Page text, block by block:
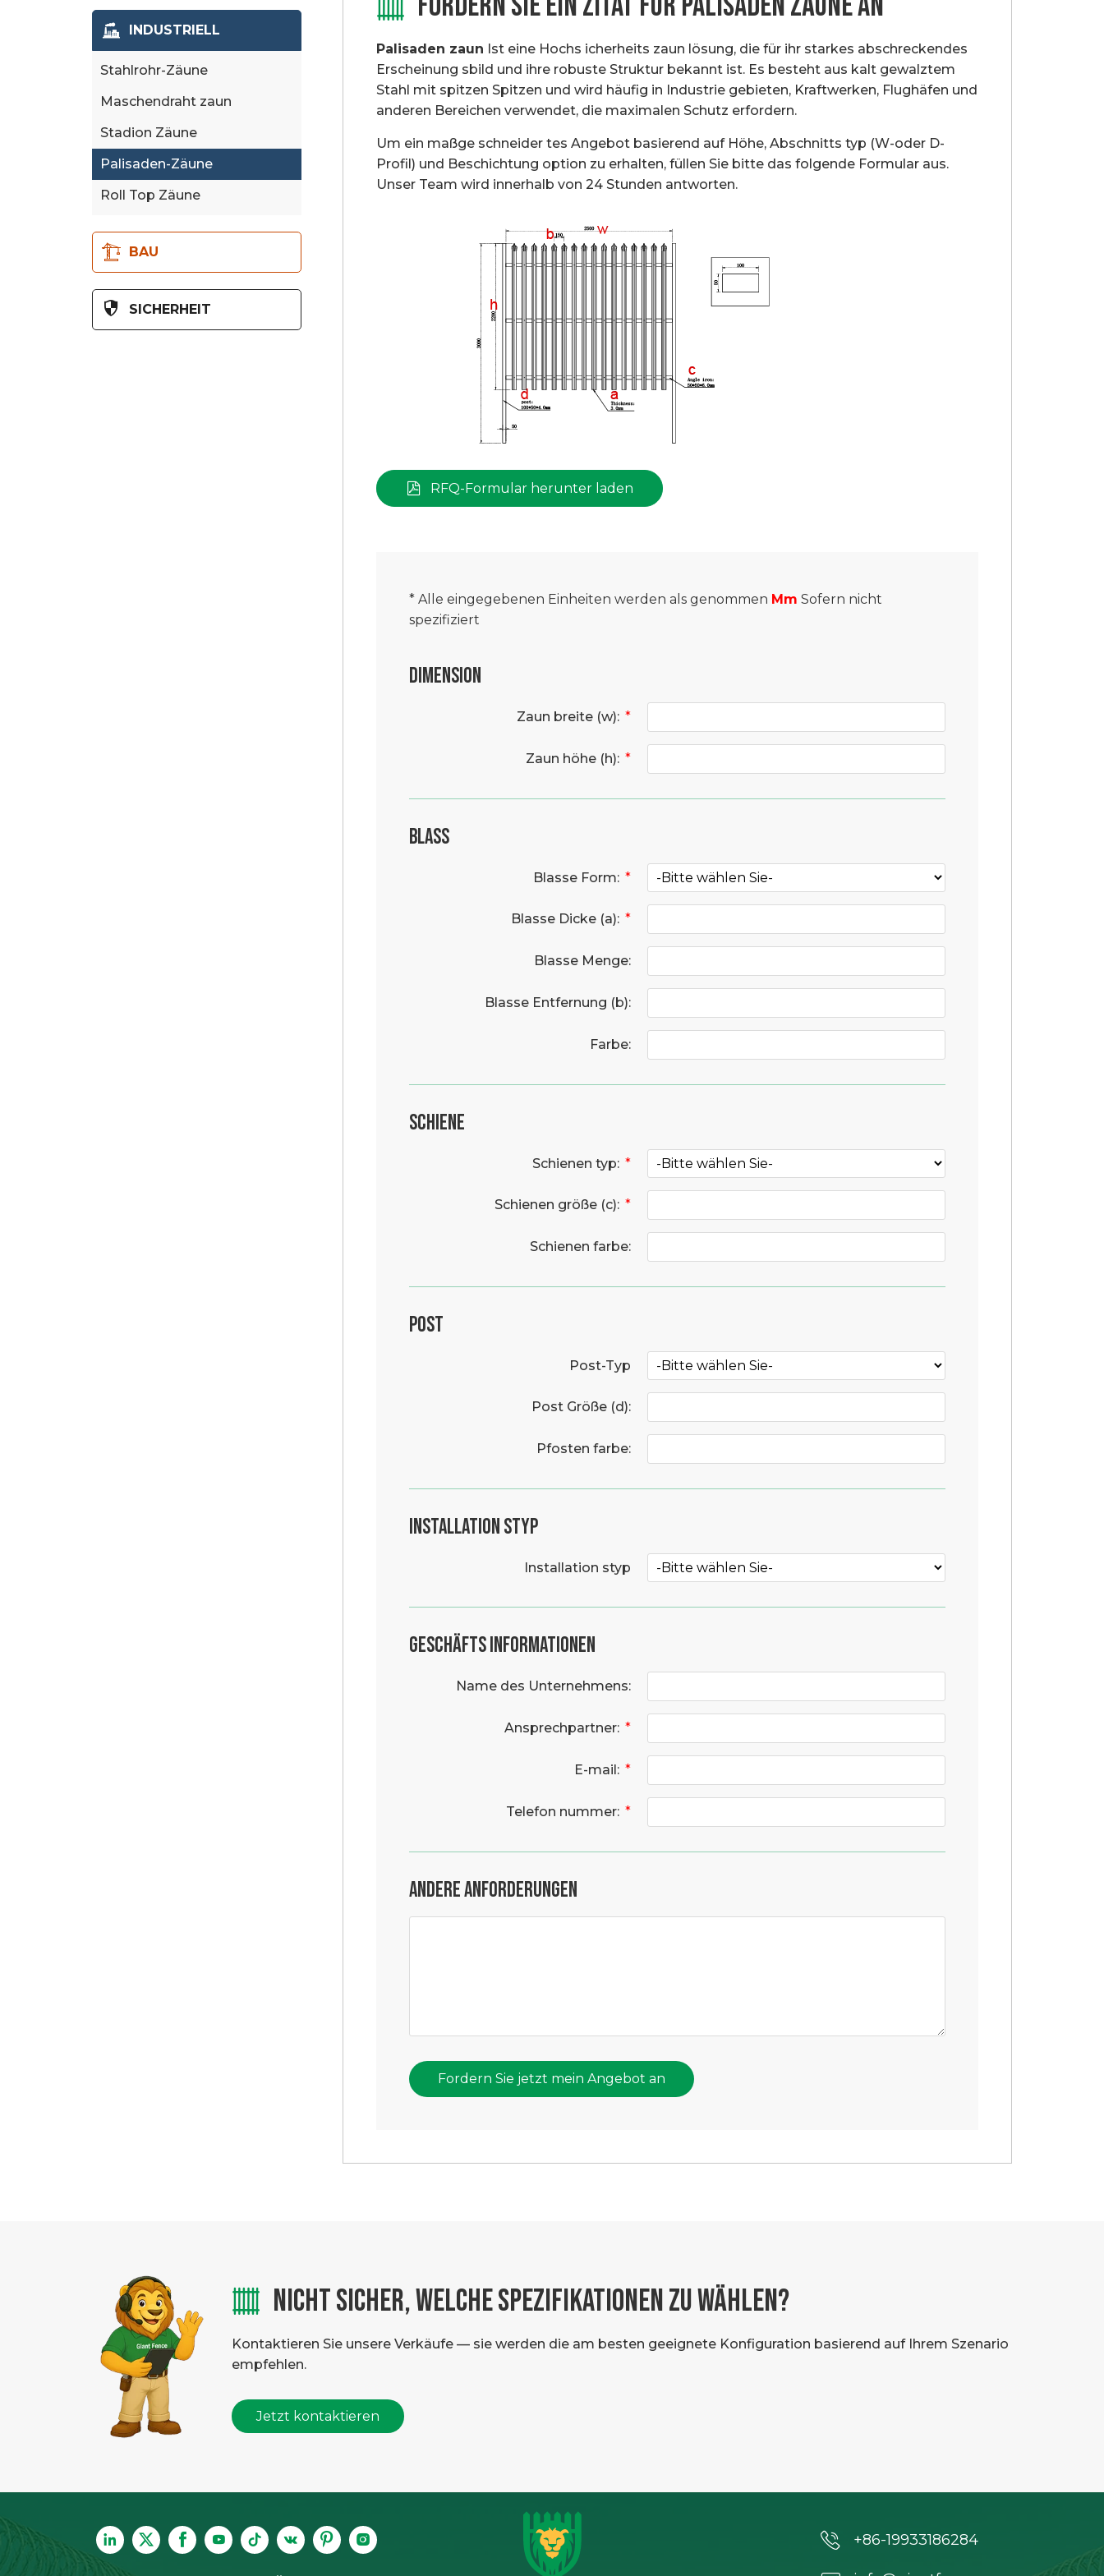
Palisaden zaun Ist eine Hochs icherheits zaun lösung, die für ihr starkes abschreckendes
Erscheinung sbild und ihre robuste Struktur bekannt ist. Es besteht aus kalt gewalztem
Stahl mit spitzen Spitzen und wird häufig in Industrie gebieten, Kraftwerken, Flughäfen und
anderen Bereichen verwendet, die maximalen Schutz erfordern.
Um ein maßge schneider tes Angebot basierend auf Höhe, Abschnitts typ (W-oder D-
Profil) und Beschichtung option zu erhalten, füllen Sie bitte das folgende Formular aus.
Unser Team wird innerhalb von 24 Stunden antworten.
RFQ-Formular herunter laden
* Alle eingegebenen Einheiten werden als genommen Mm Sofern nicht
spezifiziert
Dimension
Zaun breite (w): *
Zaun höhe (h): *
Blass
Blasse Form: *
Blasse Dicke (a): *
Blasse Menge:
Blasse Entfernung (b):
Farbe:
Schiene
Schienen typ: *
Schienen größe (c): *
Schienen farbe:
Post
Post-Typ
Post Größe (d):
Pfosten farbe:
Installation styp
Installation styp
Geschäfts informationen
Name des Unternehmens:
Ansprechpartner: *
E-mail: *
Telefon nummer: *
Andere Anforderungen
3D Zaun
2D-Zaun
Zaun Tore
Gabionen wände
INDUSTRIELL
Stahlrohr-Zäune
Maschendraht zaun
Stadion Zäune
Palisaden-Zäune
Roll Top Zäune
BAU
Australien Temporärer Zaun
Kanada temporärer Zaun
SICHERHEIT
NICHT SICHER, WELCHE SPEZIFIKATIONEN ZU WÄHLEN?
Kontaktieren Sie unsere Verkäufe — sie werden die am besten geeignete Konfiguration basierend auf Ihrem Szenario
empfehlen.
Jetzt kontaktieren
+86-19933186284